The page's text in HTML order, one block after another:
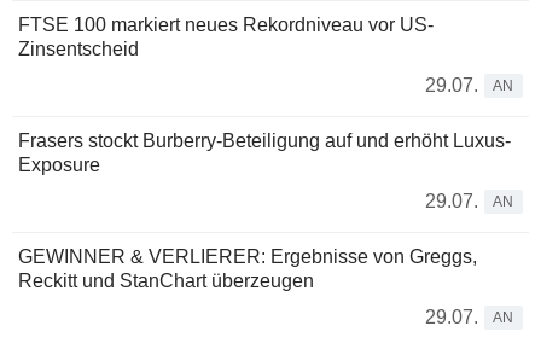
FTSE 100 markiert neues Rekordniveau vor US-
Zinsentscheid
29.07.
AN
Frasers stockt Burberry-Beteiligung auf und erhöht Luxus-
Exposure
29.07.
AN
GEWINNER & VERLIERER: Ergebnisse von Greggs,
Reckitt und StanChart überzeugen
29.07.
AN